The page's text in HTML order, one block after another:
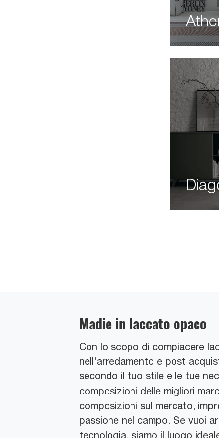
Madie in laccato opaco
Con lo scopo di compiacere
nell'arredamento e post
secondo il tuo stile e le tue
composizioni delle migliori
composizioni sul mercato,
passione nel campo. Se vuoi
tecnologia, siamo il luogo